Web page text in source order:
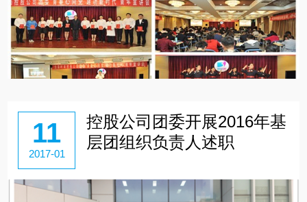
11
2017-01
控股公司团委开展2016年基
层团组织负责人述职